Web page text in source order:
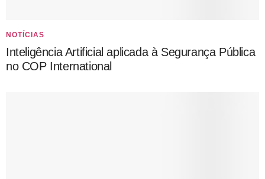
NOTÍCIAS
Inteligência Artificial aplicada à Segurança Pública
no COP International